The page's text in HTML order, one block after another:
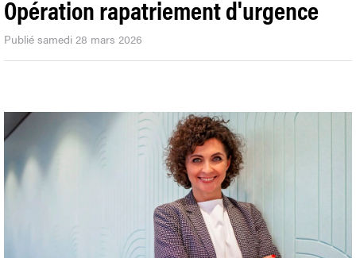
Opération rapatriement d'urgence
Publié samedi 28 mars 2026